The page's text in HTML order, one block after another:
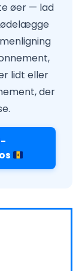
øer — lad
ødelægge
lidt eller
der